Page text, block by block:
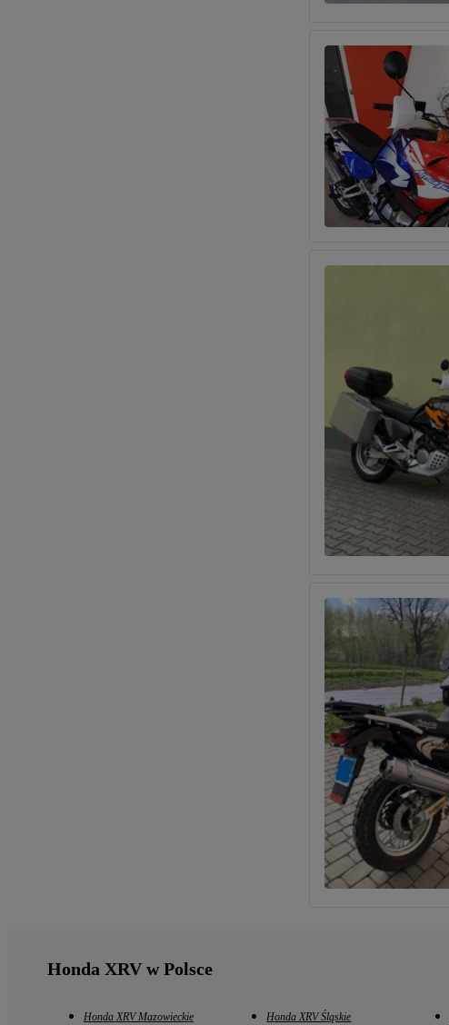
Honda XRV w Polsce
Honda XRV Mazowieckie
Honda XRV Śląskie